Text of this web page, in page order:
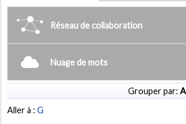
Réseau de collaboration
Nuage de mots
Grouper par:
Aller à :G